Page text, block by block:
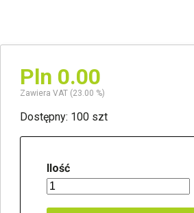
Pln 0.00
Zawiera VAT (23.00 %)
Dostępny: 100 szt
Ilość